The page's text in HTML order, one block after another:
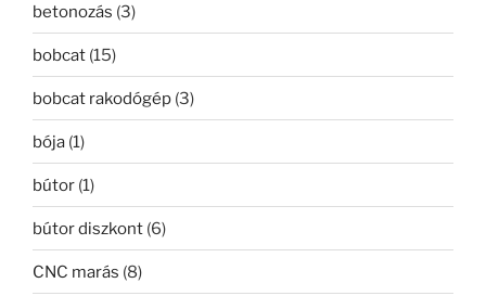
betonozás (3)
bobcat (15)
bobcat rakodógép (3)
bója (1)
bútor (1)
bútor diszkont (6)
CNC marás (8)